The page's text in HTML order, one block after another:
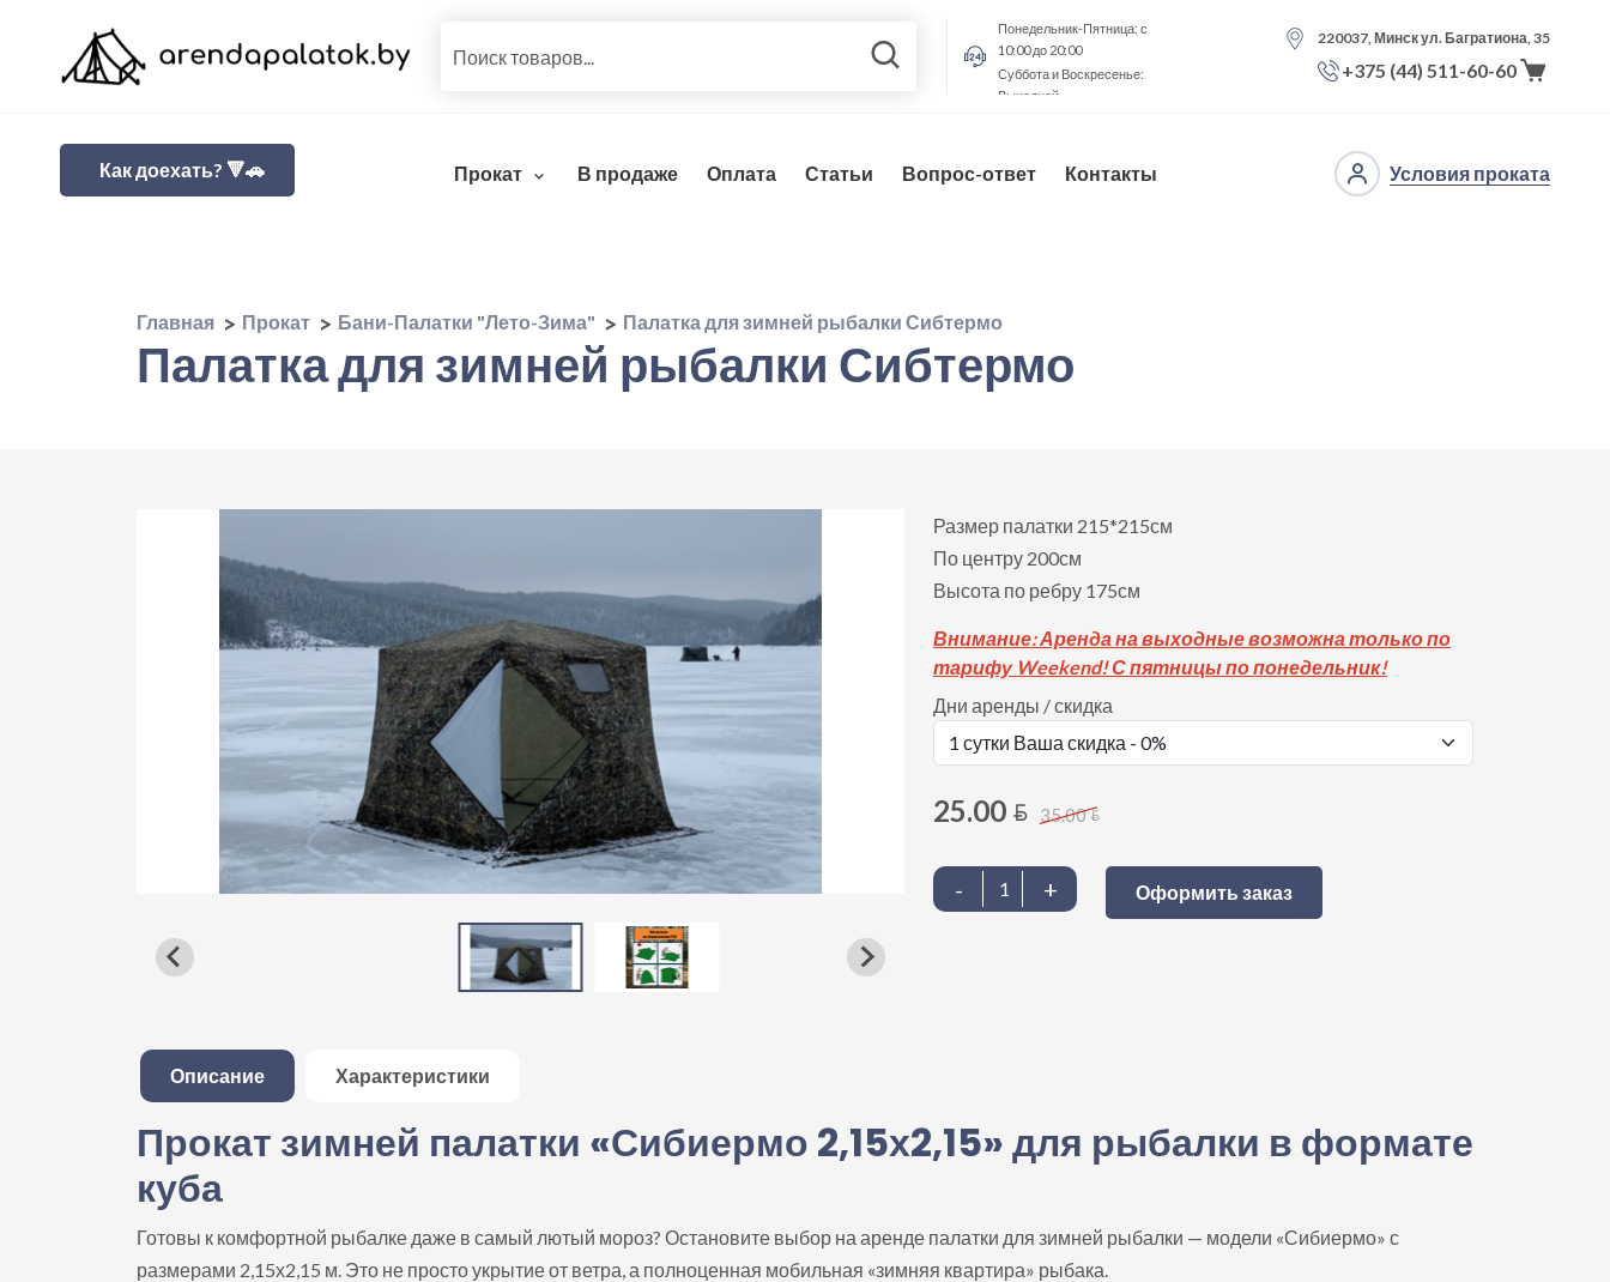
Понедельник-Пятница: с
10:00 до 20:00
Суббота и Воскресенье:
Выходной
220037, Минск ул. Багратиона, 35
+375 (44) 511-60-60
Как доехать? 🔻🚗 Прокат В продаже Оплата Статьи Вопрос-ответ Контакты Условия проката
Главная Прокат Бани-Палатки "Лето-Зима" Палатка для зимней рыбалки Сибтермо
Палатка для зимней рыбалки Сибтермо
Размер палатки 215*215см
По центру 200см
Высота по ребру 175см
Внимание: Аренда на выходные возможна только по
тарифу Weekend! С пятницы по понедельник!
Дни аренды / скидка
25.00 BYN 35.00BYN
- + Оформить заказ
Описание Характеристики
Прокат зимней палатки «Сибиермо 2,15х2,15» для рыбалки в формате
куба
Готовы к комфортной рыбалке даже в самый лютый мороз? Остановите выбор на аренде палатки для зимней рыбалки — модели «Сибиермо» с
размерами 2,15х2,15 м. Это не просто укрытие от ветра, а полноценная мобильная «зимняя квартира» рыбака.